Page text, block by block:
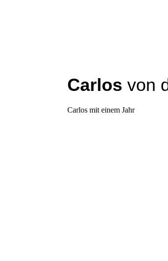
Carlos von
Carlos mit einem Jahr